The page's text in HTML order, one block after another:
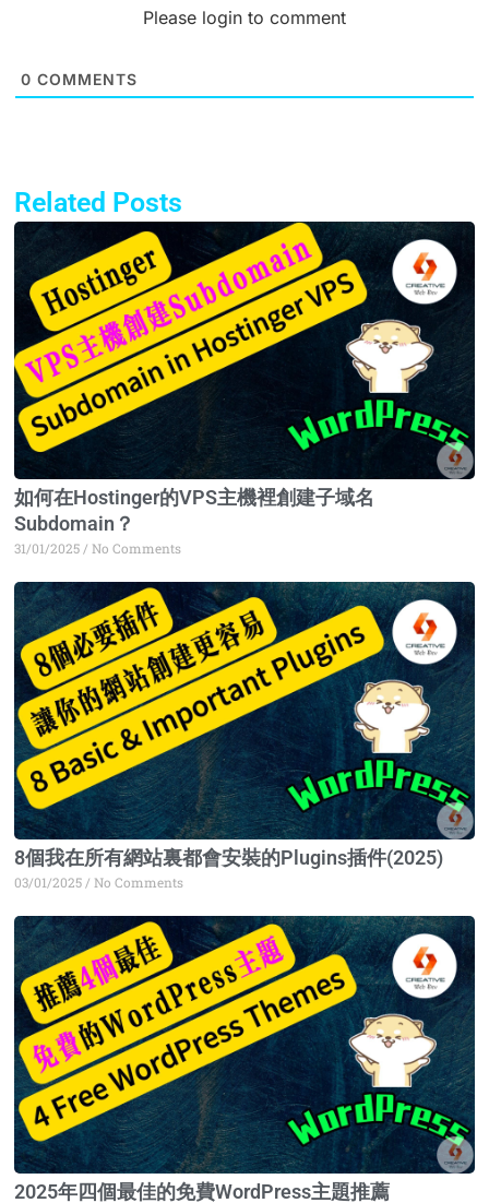
Please login to comment
0 COMMENTS
Related Posts
如何在Hostinger的VPS主機裡創建子域名
Subdomain？
31/01/2025 No Comments
8個我在所有網站裏都會安裝的Plugins插件(2025)
03/01/2025 No Comments
2025年四個最佳的免費WordPress主題推薦
PagePagePage Page